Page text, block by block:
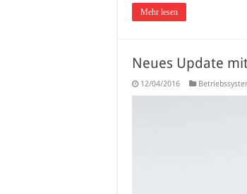
Mehr lesen
Neues Update
12/04/2016